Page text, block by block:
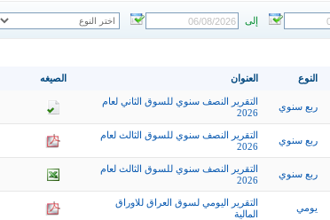
إلى
الصيغه العنوان النوع
التقرير النصف سنوي للسوق الثاني لعام
2026
ربع سنوي
التقرير النصف سنوي للسوق الثالث لعام
2026
ربع سنوي
التقرير النصف سنوي للسوق الثالث لعام
2026
ربع سنوي
التقرير اليومي لسوق العراق للاوراق
المالية
يومي